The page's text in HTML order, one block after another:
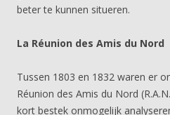
beter te kunnen situeren.
La Réunion des Amis du Nord
Tussen 1803 en 1832 waren er
Réunion des Amis du Nord
kort bestek onmogelijk